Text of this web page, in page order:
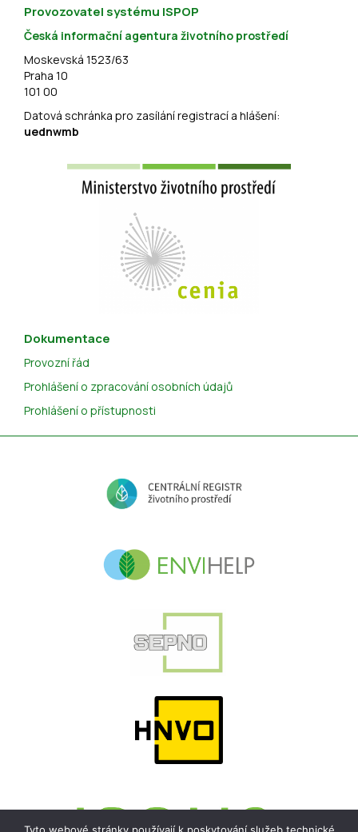
Provozovatel systému ISPOP
Česká informační agentura životního prostředí
Moskevská 1523/63
Praha 10
101 00
Datová schránka pro zasílání registrací a hlášení:
uednwmb
Dokumentace
Provozní řád
Prohlášení o zpracování osobních údajů
Prohlášení o přístupnosti